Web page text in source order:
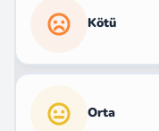
Kötü
Orta